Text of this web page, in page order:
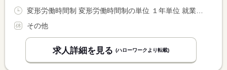
その他
求人詳細を見る (ハローワークより転載)